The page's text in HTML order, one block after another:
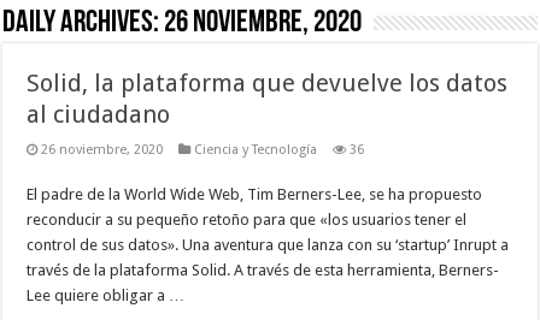
Daily Archives: 26 noviembre, 2020
Solid, la plataforma que devuelve los datos
al ciudadano
26 noviembre, 2020 Ciencia y Tecnología 36
El padre de la World Wide Web, Tim Berners-Lee, se ha propuesto
reconducir a su pequeño retoño para que «los usuarios tener el
control de sus datos». Una aventura que lanza con su ‘startup’ Inrupt a
través de la plataforma Solid. A través de esta herramienta, Berners-
Lee quiere obligar a …